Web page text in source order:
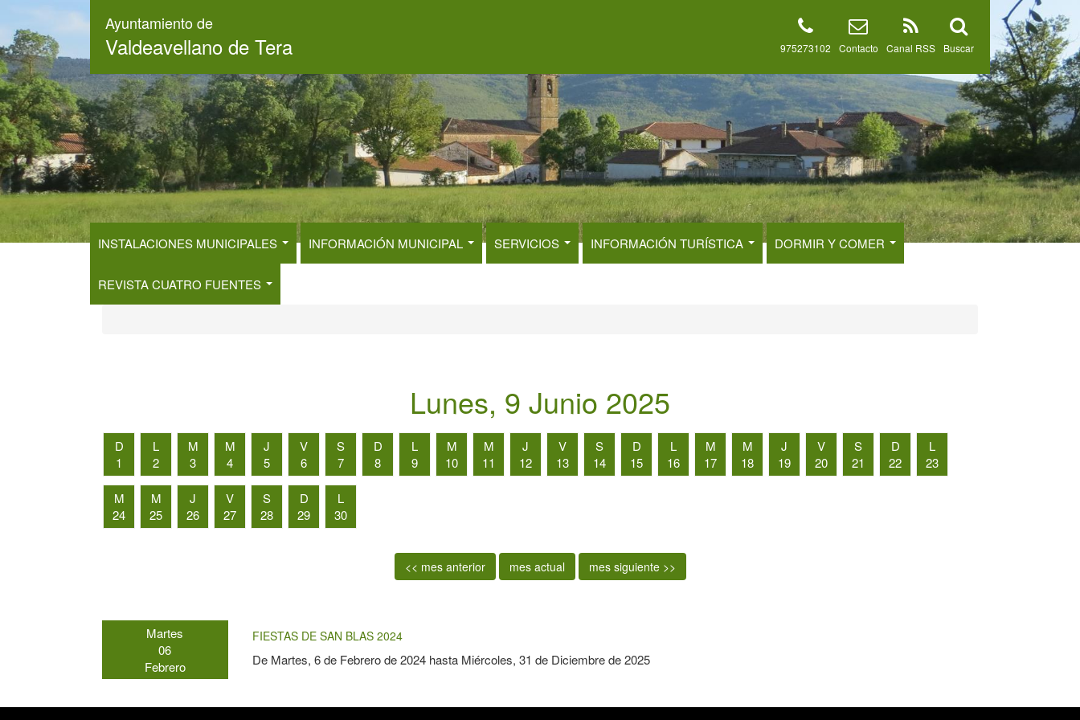
contenido
principal
Ayuntamiento de
Valdeavellano de Tera Buscar
Canal RSS
Contacto
975273102
INSTALACIONES MUNICIPALES INFORMACIÓN MUNICIPAL SERVICIOS INFORMACIÓN TURÍSTICA DORMIR Y COMER
REVISTA CUATRO FUENTES
Lunes, 9 Junio 2025
D
1
L
2
M
3
M
4
J
5
V
6
S
7
D
8
L
9
M
10
M
11
J
12
V
13
S
14
D
15
L
16
M
17
M
18
J
19
V
20
S
21
D
22
L
23
M
24
M
25
J
26
V
27
S
28
D
29
L
30
<< mes anterior mes actual mes siguiente >>
Martes
06
Febrero
FIESTAS DE SAN BLAS 2024
De Martes, 6 de Febrero de 2024hasta Miércoles, 31 de Diciembre de 2025